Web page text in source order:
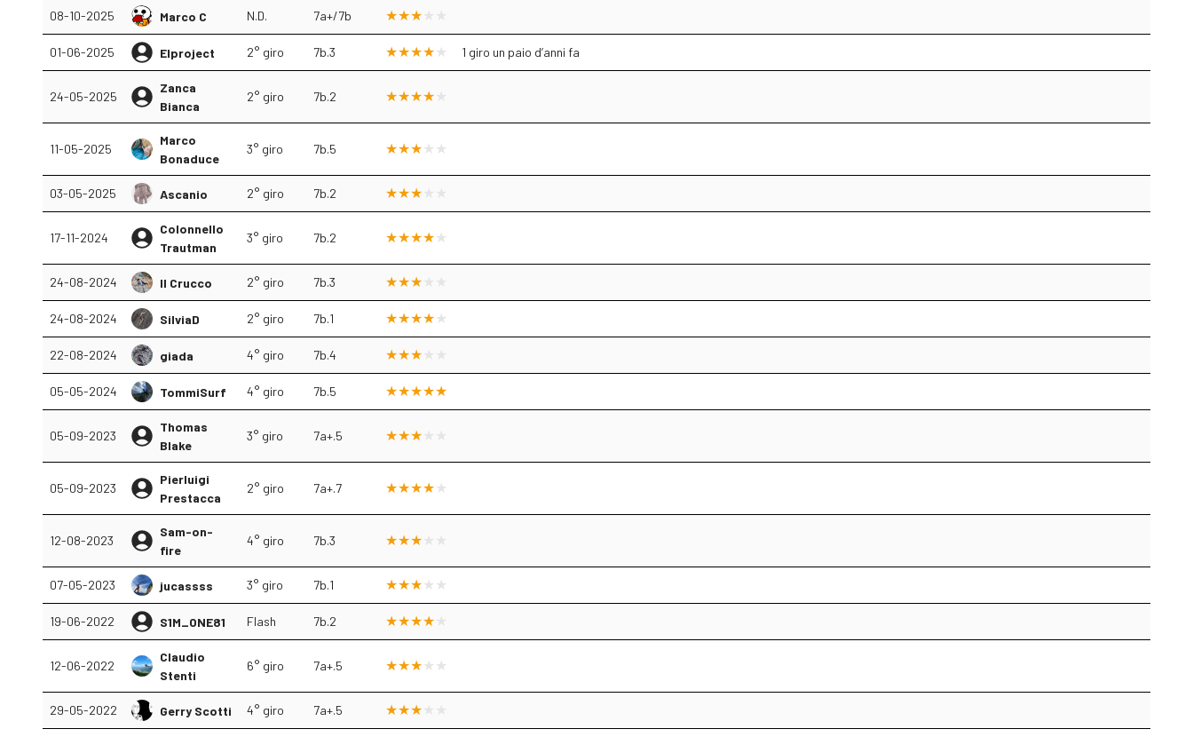
08-10-2025 Marco C N.D. 7a+/7b
01-06-2025 Elproject 2° giro 7b.3 1 giro un paio d’anni fa
24-05-2025
Zanca
Bianca
2° giro 7b.2
11-05-2025
Marco
Bonaduce
3° giro 7b.5
03-05-2025 Ascanio 2° giro 7b.2
17-11-2024
Colonnello
Trautman
3° giro 7b.2
24-08-2024 Il Crucco 2° giro 7b.3
24-08-2024 SilviaD 2° giro 7b.1
22-08-2024 giada 4° giro 7b.4
05-05-2024 TommiSurf 4° giro 7b.5
05-09-2023
Thomas
Blake
3° giro 7a+.5
05-09-2023
Pierluigi
Prestacca
2° giro 7a+.7
12-08-2023
Sam-on-
fire
4° giro 7b.3
07-05-2023 jucassss 3° giro 7b.1
19-06-2022 S1M_ONE81 Flash 7b.2
12-06-2022
Claudio
Stenti
6° giro 7a+.5
29-05-2022 Gerry Scotti 4° giro 7a+.5